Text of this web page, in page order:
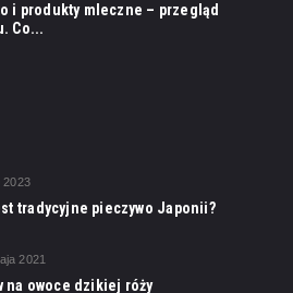
i produkty mleczne – przegląd
Co...
2023
tradycyjne pieczywo Japonii?
2021
na owoce dzikiej róży